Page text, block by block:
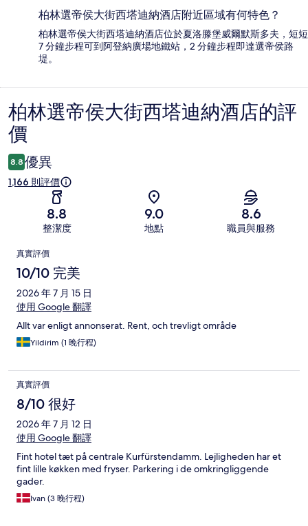
柏林選帝侯大街西塔迪納酒店附近區域有何特色？
柏林選帝侯大街西塔迪納酒店位於夏洛滕堡威爾默斯多夫，短短
7 分鐘步程可到阿登納廣場地鐵站，2 分鐘步程即達選帝侯路
堤。
評
價
柏林選帝侯大街西塔迪納酒店的評
價
8.8 優異
1,166 則評價
8.8
整潔度
9.0
地點
8.6
職員與服務
評
價
真實評價
10/10 完美
2026 年 7 月 15 日
使用 Google 翻譯
Allt var enligt annonserat. Rent, och trevligt område
Yildirim (1 晚行程)
真實評價
8/10 很好
2026 年 7 月 12 日
使用 Google 翻譯
Fint hotel tæt på centrale Kurfürstendamm. Lejligheden har et
fint lille køkken med fryser. Parkering i de omkringliggende
gader.
Ivan (3 晚行程)